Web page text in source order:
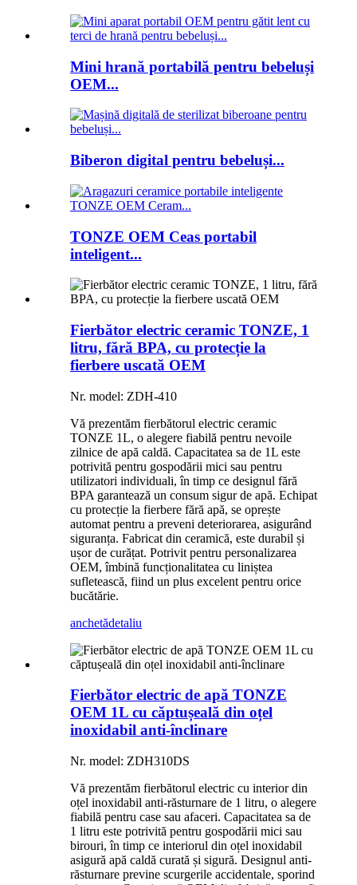
Mini hrană portabilă pentru bebeluși
OEM...
Biberon digital pentru bebeluși...
TONZE OEM Ceas portabil
inteligent...
Fierbător electric ceramic TONZE, 1
litru, fără BPA, cu protecție la
fierbere uscată OEM
Nr. model: ZDH-410
Vă prezentăm fierbătorul electric ceramic
TONZE 1L, o alegere fiabilă pentru nevoile
zilnice de apă caldă. Capacitatea sa de 1L este
potrivită pentru gospodării mici sau pentru
utilizatori individuali, în timp ce designul fără
BPA garantează un consum sigur de apă. Echipat
cu protecție la fierbere fără apă, se oprește
automat pentru a preveni deteriorarea, asigurând
siguranța. Fabricat din ceramică, este durabil și
ușor de curățat. Potrivit pentru personalizarea
OEM, îmbină funcționalitatea cu liniștea
sufletească, fiind un plus excelent pentru orice
bucătărie.
anchetădetaliu
Fierbător electric de apă TONZE
OEM 1L cu ​​căptușeală din oțel
inoxidabil anti-înclinare
Nr. model: ZDH310DS
Vă prezentăm fierbătorul electric cu interior din
oțel inoxidabil anti-răsturnare de 1 litru, o alegere
fiabilă pentru case sau afaceri. Capacitatea sa de
1 litru este potrivită pentru gospodării mici sau
birouri, în timp ce interiorul din oțel inoxidabil
asigură apă caldă curată și sigură. Designul anti-
răsturnare previne scurgerile accidentale, sporind